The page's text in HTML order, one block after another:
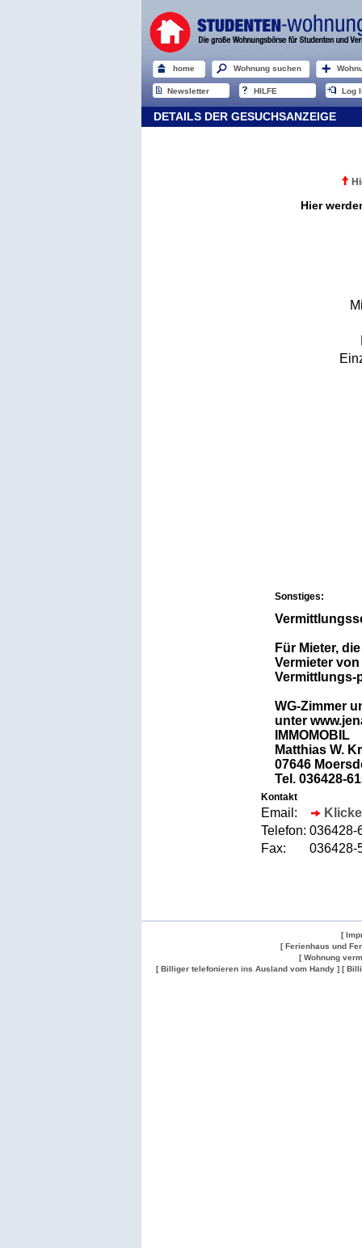
home Wohnung suchen
Newsletter HILFE Log
DETAILS DER GESUCHSANZEIGE
Hier
Sonstiges:
Für Mieter,
Vermieter
Vermittlungs-
WG-Zimmer
unter
IMMOMOBIL
Matthias W.
07646
Tel. 036428-
Kontakt
Email:
Telefon: 036428-
Fax:
036428-
[
[ Ferienhaus und
[ Wohnung
[ Billiger telefonieren ins Ausland vom Handy ] [